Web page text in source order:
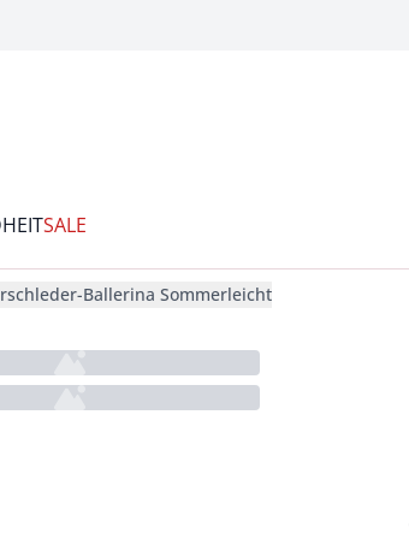
SALE
Ballerina Sommerleicht